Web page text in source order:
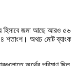
হিসাবে জমা আছে আরও ৫৬
৪ শতাংশ। অথচ মোট ব্যাংক